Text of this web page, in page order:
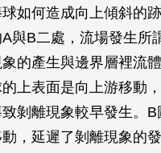
如何造成向上傾斜的
與B二處，流場發生所
的產生與邊界層裡流
上表面是向上游移動
剝離現象較早發生。
，延遲了剝離現象的